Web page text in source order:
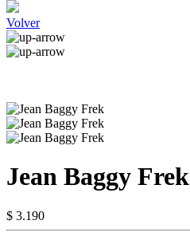
Volver
Jean Baggy Frek
$ 3.190